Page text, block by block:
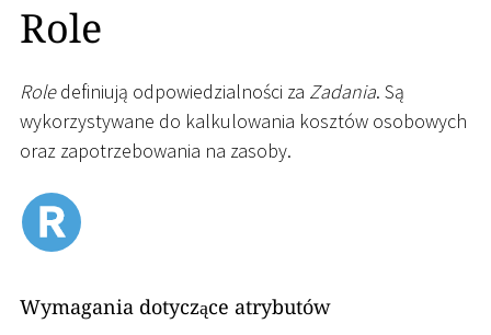
Role
Roledefiniują odpowiedzialności za Zadania. Są
wykorzystywane do kalkulowania kosztów osobowych
oraz zapotrzebowania na zasoby.
Wymagania dotyczące atrybutów